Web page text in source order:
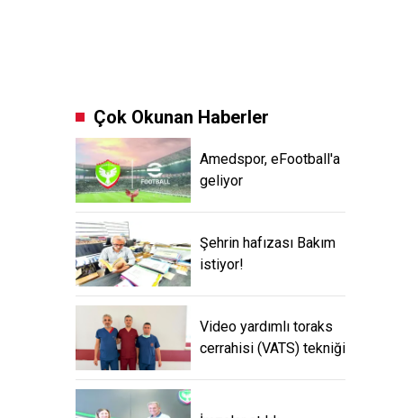
Şehrin hafızası Bakım
istiyor!
Video yardımlı toraks
cerrahisi (VATS) tekniği
İmzalar atıldı